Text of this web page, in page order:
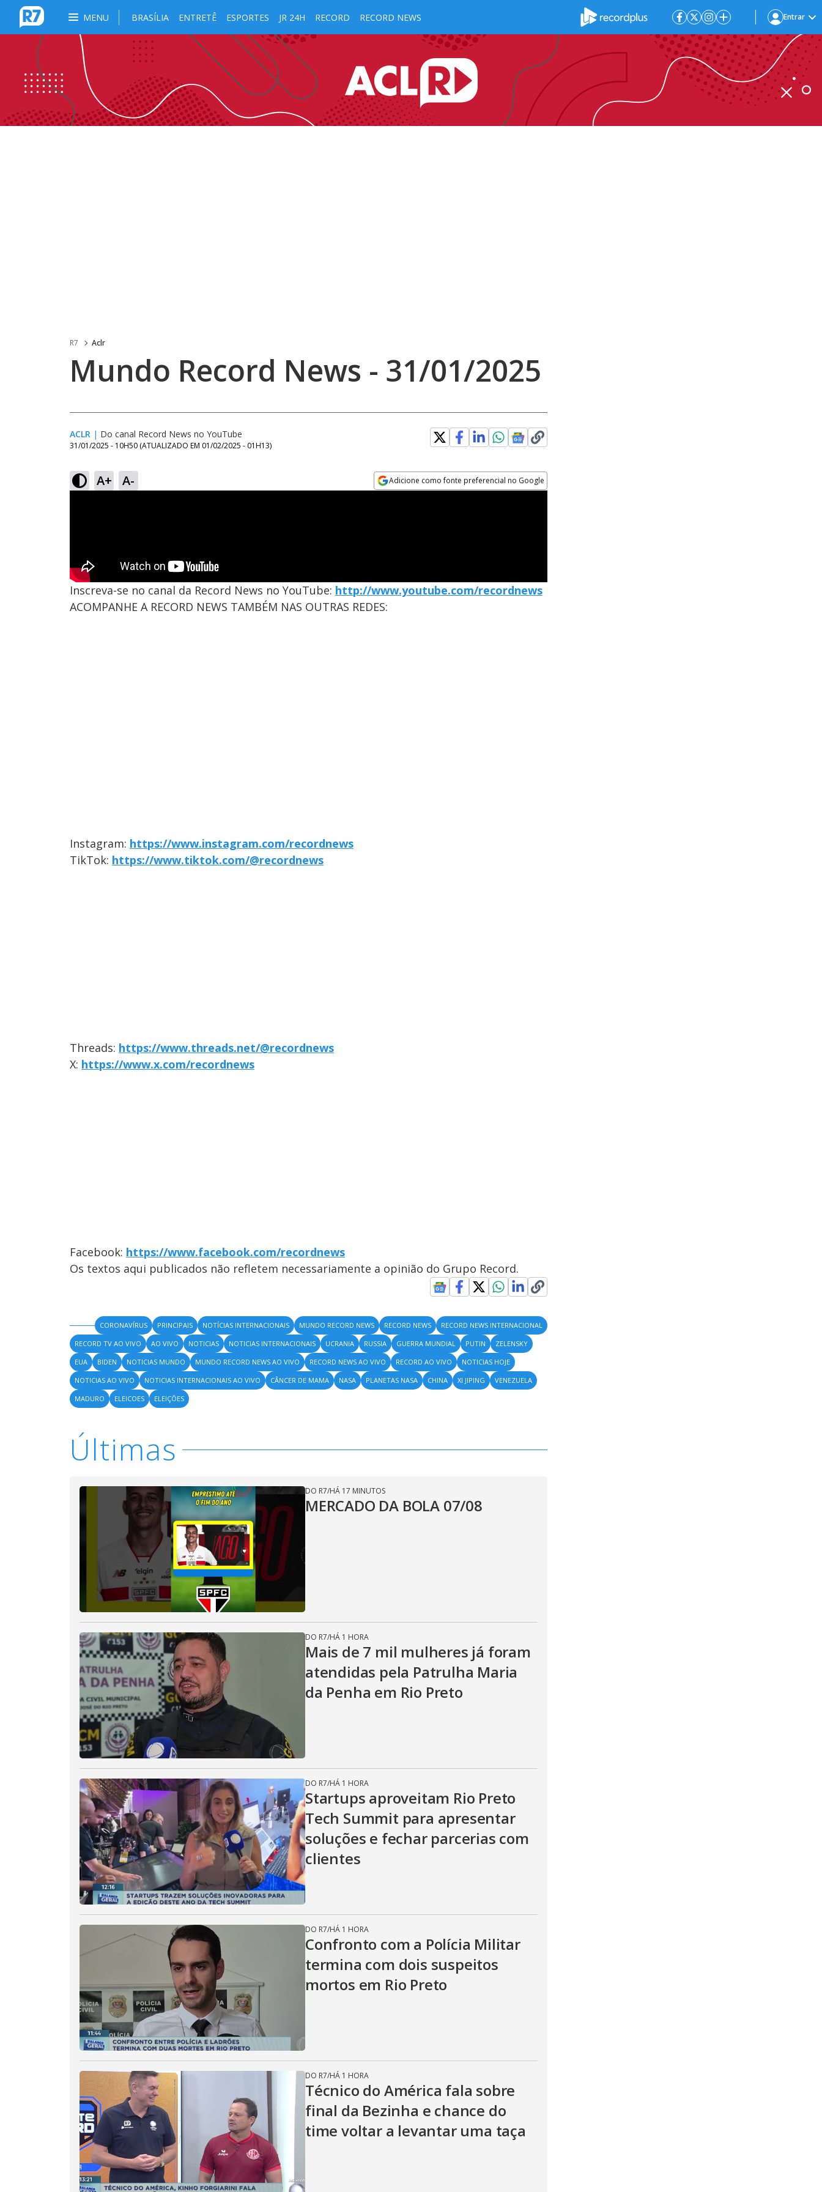
MENU BRASÍLIA ENTRETÊ ESPORTES JR 24H RECORD RECORD NEWS Entrar
R7 Aclr
Mundo Record News - 31/01/2025
ACLR | Do canal Record News no YouTube
31/01/2025 - 10H50 (ATUALIZADO EM 01/02/2025 - 01H13)
A+ A- Adicione como fonte preferencial no Google
Inscreva-se no canal da Record News no YouTube: http://www.youtube.com/recordnews
ACOMPANHE A RECORD NEWS TAMBÉM NAS OUTRAS REDES:
Instagram: https://www.instagram.com/recordnews
TikTok: https://www.tiktok.com/@recordnews
Threads: https://www.threads.net/@recordnews
X: https://www.x.com/recordnews
Facebook: https://www.facebook.com/recordnews
Os textos aqui publicados não refletem necessariamente a opinião do Grupo Record.
CORONAVÍRUS PRINCIPAIS NOTÍCIAS INTERNACIONAIS MUNDO RECORD NEWS RECORD NEWS
RECORD NEWS INTERNACIONAL
RECORD TV AO VIVO
AO VIVO NOTICIAS NOTICIAS INTERNACIONAIS UCRANIA RUSSIA GUERRA MUNDIAL PUTIN
ZELENSKY
EUA
BIDEN NOTICIAS MUNDO MUNDO RECORD NEWS AO VIVO RECORD NEWS AO VIVO RECORD AO VIVO
NOTICIAS HOJE
NOTICIAS AO VIVO
NOTICIAS INTERNACIONAIS AO VIVO CÂNCER DE MAMA NASA PLANETAS NASA CHINA XI JIPING
VENEZUELA
MADURO
ELEICOES ELEIÇÕES
Últimas
DO R7/HÁ 17 MINUTOS
MERCADO DA BOLA 07/08
DO R7/HÁ 1 HORA
Mais de 7 mil mulheres já foram
atendidas pela Patrulha Maria
da Penha em Rio Preto
DO R7/HÁ 1 HORA
Startups aproveitam Rio Preto
Tech Summit para apresentar
soluções e fechar parcerias com
clientes
DO R7/HÁ 1 HORA
Confronto com a Polícia Militar
termina com dois suspeitos
mortos em Rio Preto
DO R7/HÁ 1 HORA
Técnico do América fala sobre
final da Bezinha e chance do
time voltar a levantar uma taça